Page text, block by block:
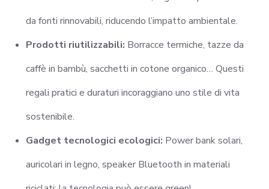
da fonti rinnovabili, riducendo l’impatto ambientale.
Prodotti riutilizzabili: Borracce termiche, tazze da
caffè in bambù, sacchetti in cotone organico… Questi
regali pratici e duraturi incoraggiano uno stile di vita
sostenibile.
Gadget tecnologici ecologici: Power bank solari,
auricolari in legno, speaker Bluetooth in materiali